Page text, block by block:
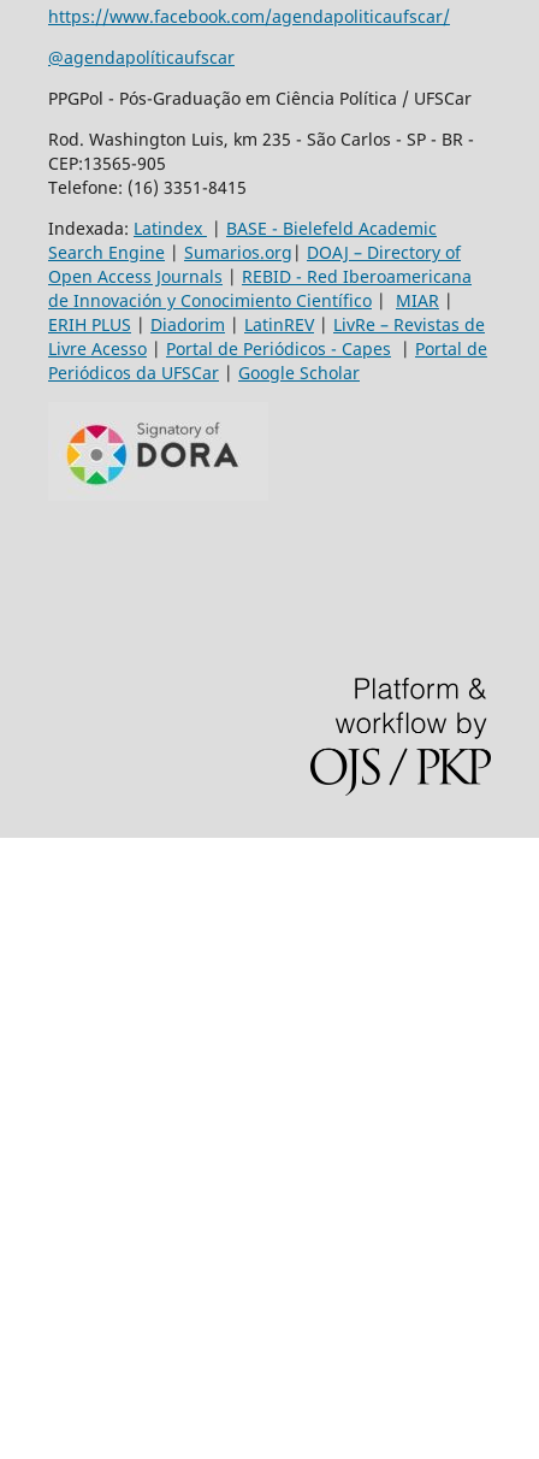
https://www.facebook.com/agendapoliticaufscar/
@agendapolíticaufscar
PPGPol - Pós-Graduação em Ciência Política / UFSCar
Rod. Washington Luis, km 235 - São Carlos - SP - BR -
CEP:13565-905
Telefone: (16) 3351-8415
Indexada: Latindex | BASE - Bielefeld Academic
Search Engine| Sumarios.org | DOAJ – Directory of
Open Access Journals | REBID - Red Iberoamericana
de Innovación y Conocimiento Científico| MIAR|
ERIH PLUS | Diadorim | LatinREV| LivRe – Revistas de
Livre Acesso| Portal de Periódicos - Capes | Portal de
Periódicos da UFSCar| Google Scholar